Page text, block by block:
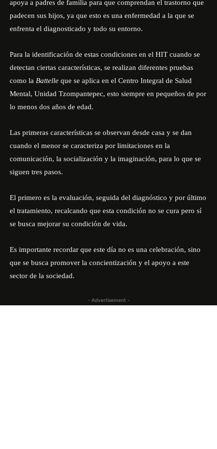
apoya a padres de familia para que comprendan el trastorno que
padecen sus hijos, ya que esto es una enfermedad a la que se
enfrenta el diagnosticado y todo su entorno.
Para la identificación de estas condiciones en el HIT cuando se
detectan ciertas características, se realizan diferentes pruebas
como la Battelle que se aplica en el Centro Integral de Salud
Mental, Unidad Tzompantepec, esto siempre en pequeños de por
lo menos dos años de edad.
Las primeras características se observan desde casa y se dan
cuando el menor se caracteriza por limitaciones en la
comunicación, la socialización y la imaginación, para lo que se
siguen tres pasos.
El primero es la evaluación, seguida del diagnóstico y por último
el tratamiento, recalcando que esta condición no se cura pero sí
se busca mejorar su condición de vida.
Es importante recordar que este día no es una celebración, sino
que se busca promover la concientización y el apoyo a este
sector de la sociedad.
- Advertisement -